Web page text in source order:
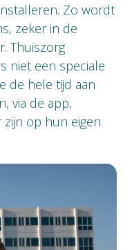
Zo wordt
zeker in de
Thuiszorg
niet een speciale
de hele tijd aan
via de app,
zijn op hun eigen